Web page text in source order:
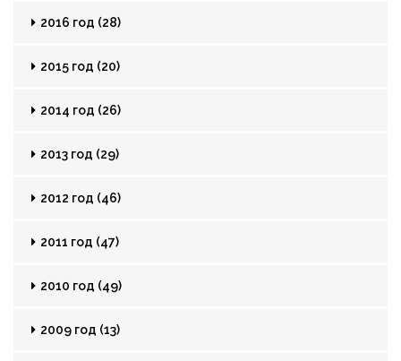
2016 год (28)
2015 год (20)
2014 год (26)
2013 год (29)
2012 год (46)
2011 год (47)
2010 год (49)
2009 год (13)